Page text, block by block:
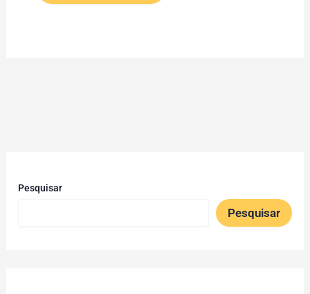
Pesquisar
Pesquisar